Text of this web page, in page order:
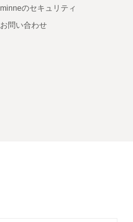
minneのセキュリティ
お問い合わせ